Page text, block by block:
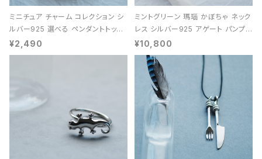
ミニチュア チャーム コレクション シ
ルバー925 選べる ペンダントトップ
レディース ユニセックス
¥2,490
ミントグリーン 瑪瑙 かぼちゃ ネック
レス シルバー925 アゲート パンプキ
ン 天然石 レディース
¥10,800